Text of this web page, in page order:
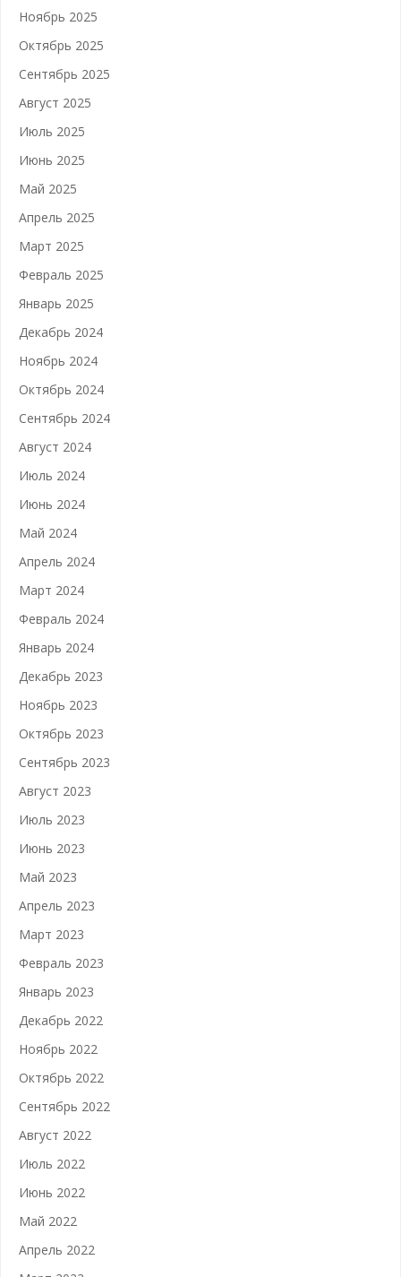
Ноябрь 2025
Октябрь 2025
Сентябрь 2025
Август 2025
Июль 2025
Июнь 2025
Май 2025
Апрель 2025
Март 2025
Февраль 2025
Январь 2025
Декабрь 2024
Ноябрь 2024
Октябрь 2024
Сентябрь 2024
Август 2024
Июль 2024
Июнь 2024
Май 2024
Апрель 2024
Март 2024
Февраль 2024
Январь 2024
Декабрь 2023
Ноябрь 2023
Октябрь 2023
Сентябрь 2023
Август 2023
Июль 2023
Июнь 2023
Май 2023
Апрель 2023
Март 2023
Февраль 2023
Январь 2023
Декабрь 2022
Ноябрь 2022
Октябрь 2022
Сентябрь 2022
Август 2022
Июль 2022
Июнь 2022
Май 2022
Апрель 2022